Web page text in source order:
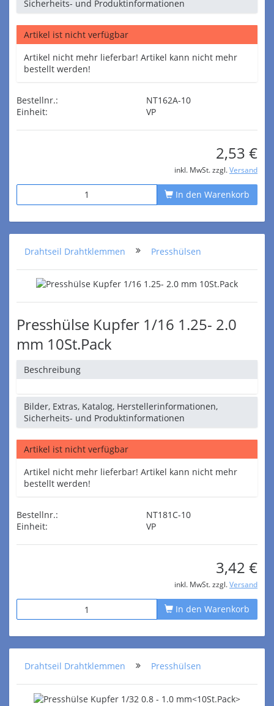
Sicherheits- und Produktinformationen
Artikel ist nicht verfügbar
Artikel nicht mehr lieferbar! Artikel kann nicht mehr
bestellt werden!
Bestellnr.:
NT162A-10
Einheit:
VP
2,53 €
inkl. MwSt. zzgl. Versand
In den Warenkorb
Drahtseil Drahtklemmen Presshülsen
Presshülse Kupfer 1/16 1.25- 2.0
mm 10St.Pack
Beschreibung
Bilder, Extras, Katalog, Herstellerinformationen,
Sicherheits- und Produktinformationen
Artikel ist nicht verfügbar
Artikel nicht mehr lieferbar! Artikel kann nicht mehr
bestellt werden!
Bestellnr.:
NT181C-10
Einheit:
VP
3,42 €
inkl. MwSt. zzgl.Versand
In den Warenkorb
Drahtseil Drahtklemmen Presshülsen